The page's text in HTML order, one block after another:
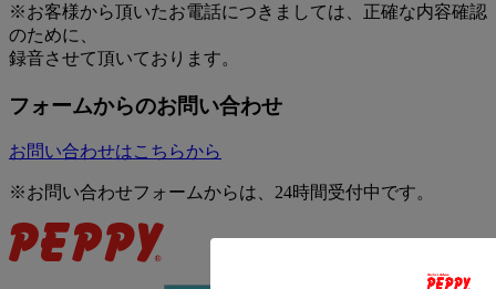
※お客様から頂いたお電話につきましては、正確な内容確認
のために、
録音させて頂いております。
フォームからのお問い合わせ
お問い合わせはこちらから
※お問い合わせフォームからは、24時間受付中です。